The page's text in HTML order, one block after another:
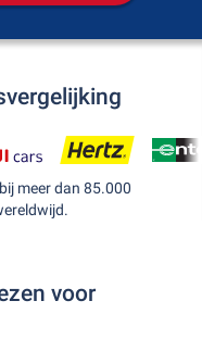
meer dan 85.000
voor